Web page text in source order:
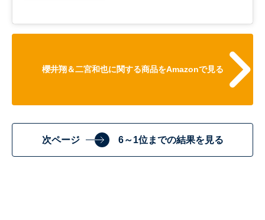
櫻井翔＆二宮和也に関する商品をAmazonで見る
次ページ 6～1位までの結果を見る